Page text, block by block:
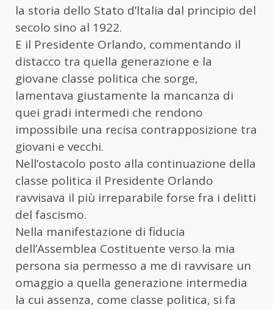
la storia dello Stato d’ltalia dal principio del
secolo sino al 1922.
E il Presidente Orlando, commentando il
distacco tra quella generazione e la
giovane classe politica che sorge,
lamentava giustamente la mancanza di
quei gradi intermedi che rendono
impossibile una recisa contrapposizione tra
giovani e vecchi.
Nell’ostacolo posto alla continuazione della
classe politica il Presidente Orlando
ravvisava il più irreparabile forse fra i delitti
del fascismo.
Nella manifestazione di fiducia
dell’Assemblea Costituente verso la mia
persona sia permesso a me di ravvisare un
omaggio a quella generazione intermedia
la cui assenza, come classe politica, si fa